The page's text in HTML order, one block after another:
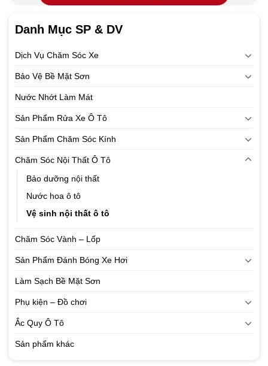
Danh Mục SP & DV
Dịch Vụ Chăm Sóc Xe
Bảo Vệ Bề Mặt Sơn
Nước Nhớt Làm Mát
Sản Phẩm Rửa Xe Ô Tô
Sản Phẩm Chăm Sóc Kính
Chăm Sóc Nội Thất Ô Tô
Bảo dưỡng nội thất
Nước hoa ô tô
Vệ sinh nội thất ô tô
Chăm Sóc Vành – Lốp
Sản Phẩm Đánh Bóng Xe Hơi
Làm Sạch Bề Mặt Sơn
Phụ kiện – Đồ chơi
Ắc Quy Ô Tô
Sản phẩm khác